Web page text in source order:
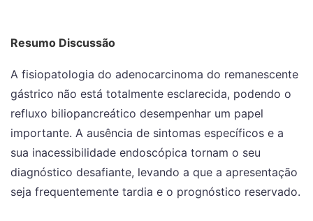
Resumo Discussão
A fisiopatologia do adenocarcinoma do remanescente
gástrico não está totalmente esclarecida, podendo o
refluxo biliopancreático desempenhar um papel
importante. A ausência de sintomas específicos e a
sua inacessibilidade endoscópica tornam o seu
diagnóstico desafiante, levando a que a apresentação
seja frequentemente tardia e o prognóstico reservado.